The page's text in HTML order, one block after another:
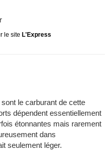
le site L'Express
le carburant de cette
dépendent essentiellement
étonnantes mais rarement
dans
seulement léger.